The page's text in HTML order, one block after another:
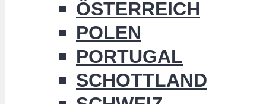
ÖSTERREICH
POLEN
PORTUGAL
SCHOTTLAND